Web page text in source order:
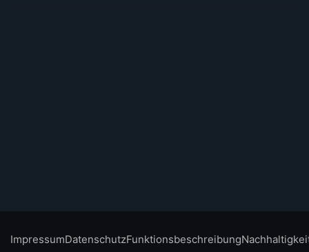
ImpressumDatenschutzFunktionsbeschreibung